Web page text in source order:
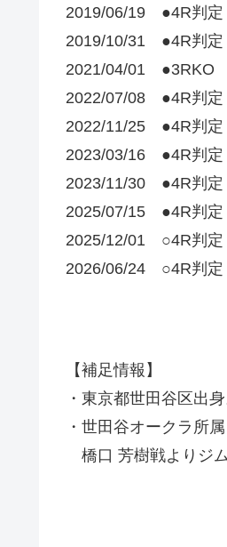
2019/06/19 ●4R判定
2019/10/31 ●4R判定
2021/04/01 ●3RKO
2022/07/08 ●4R判定
2022/11/25 ●4R判定
2023/03/16 ●4R判定
2023/11/30 ●4R判定
2025/07/15 ●4R判定
2025/12/01 ○4R判定
2026/06/24 ○4R判定
【補足情報】
・東京都世田谷区出身
・世田谷オークラ所
橋口 芳樹戦よりジ